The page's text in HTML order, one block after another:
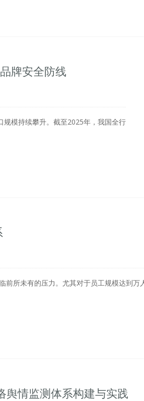
牌安全防线
规模持续攀升。截至2025年，我国全行
前所未有的压力。尤其对于员工规模达到万
情监测体系构建与实践